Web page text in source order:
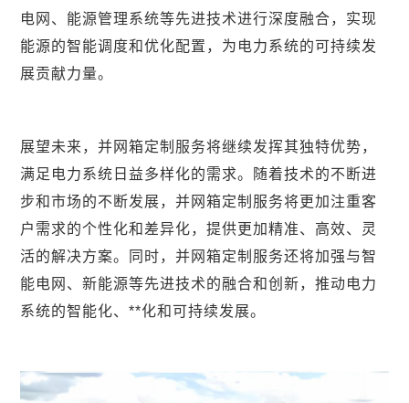
电网、能源管理系统等先进技术进行深度融合，实现
能源的智能调度和优化配置，为电力系统的可持续发
展贡献力量。
展望未来，并网箱定制服务将继续发挥其独特优势，
满足电力系统日益多样化的需求。随着技术的不断进
步和市场的不断发展，并网箱定制服务将更加注重客
户需求的个性化和差异化，提供更加精准、高效、灵
活的解决方案。同时，并网箱定制服务还将加强与智
能电网、新能源等先进技术的融合和创新，推动电力
系统的智能化、**化和可持续发展。